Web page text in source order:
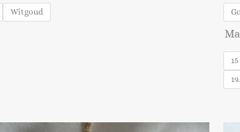
Witgoud
15